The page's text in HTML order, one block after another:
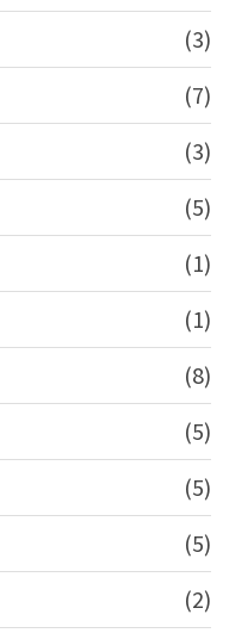
(3)
(7)
(3)
(5)
(1)
(1)
(8)
(5)
(5)
(5)
(2)